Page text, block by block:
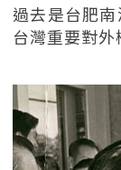
過去是台肥
台灣重要對外